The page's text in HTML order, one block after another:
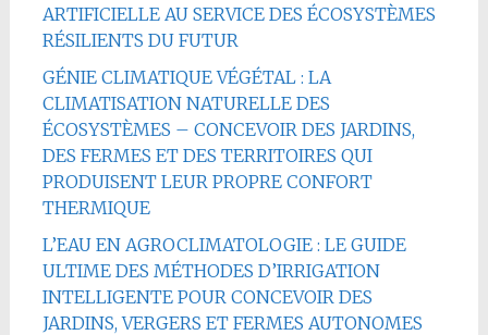
ARTIFICIELLE AU SERVICE DES ÉCOSYSTÈMES
RÉSILIENTS DU FUTUR
GÉNIE CLIMATIQUE VÉGÉTAL : LA
CLIMATISATION NATURELLE DES
ÉCOSYSTÈMES – CONCEVOIR DES JARDINS,
DES FERMES ET DES TERRITOIRES QUI
PRODUISENT LEUR PROPRE CONFORT
THERMIQUE
L’EAU EN AGROCLIMATOLOGIE : LE GUIDE
ULTIME DES MÉTHODES D’IRRIGATION
INTELLIGENTE POUR CONCEVOIR DES
JARDINS, VERGERS ET FERMES AUTONOMES